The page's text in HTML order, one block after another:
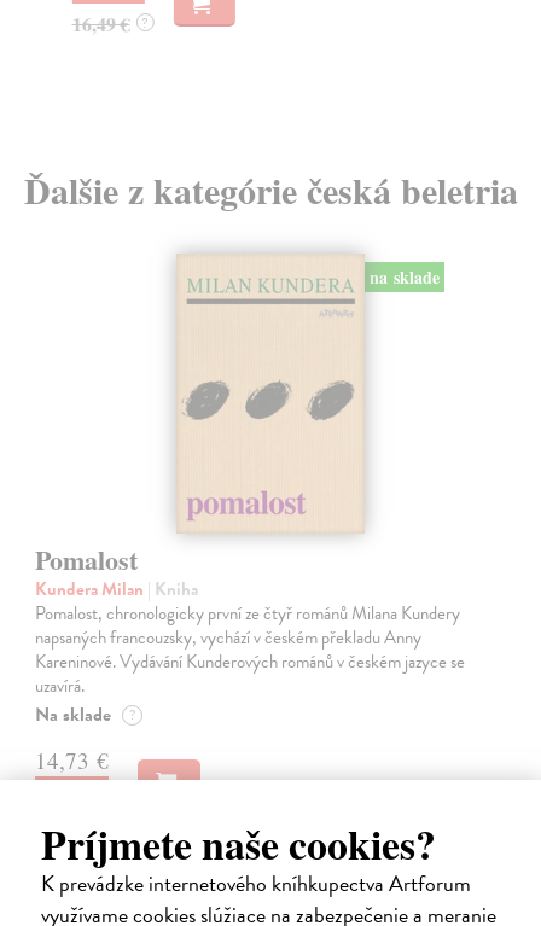
Príjmete naše cookies?
K prevádzke internetového kníhkupectva Artforum
využívame cookies slúžiace na zabezpečenie a meranie
16,49 € ?
Ďalšie z kategórie česká beletria
na sklade
Pomalost
Kundera Milan | Kniha
Pomalost, chronologicky první ze čtyř románů Milana Kundery
napsaných francouzsky, vychází v českém překladu Anny
Kareninové. Vydávání Kunderových románů v českém jazyce se
uzavírá.
Na sklade ?
14,73 €
na sklade